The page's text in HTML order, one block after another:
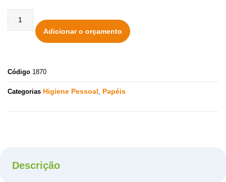
Adicionar o orçamento
Código 1870
Categorias Higiene Pessoal, Papéis
Descrição